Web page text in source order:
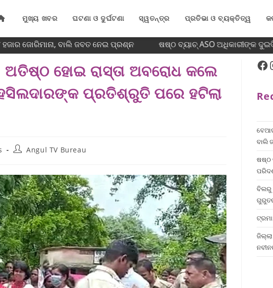
ମୁଖ୍ୟ ଖବର ଘଟଣା ଓ ଦୁର୍ଘଟଣା ସ୍ୱତନ୍ତ୍ର ପ୍ରତିଭା ଓ ବ୍ୟକ୍ତିତ୍ୱ
ଜୋରିମାନା, ବାଲି ଜବତ ନେଇ ପ୍ରଶ୍ନ ଷଷ୍ଠ ବ୍ୟାଚ୍‌ ASO ଅଧିକାରୀଙ୍କ
ଅତିଷ୍ଠ ହୋଇ ରାସ୍ତା ଅବରୋଧ କଲେ
ପ୍ରତିଶ୍ରୁତି ପରେ ହଟିଲା
Angul TV Bureau
ବାଲି
ଷଷ୍ଠ
ବିଲରୁ